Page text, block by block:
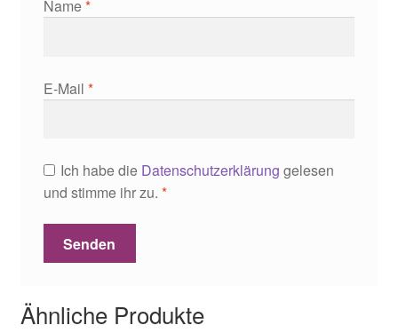
Name*
E-Mail *
Ich habe die Datenschutzerklärung gelesen
und stimme ihr zu. *
Ähnliche Produkte